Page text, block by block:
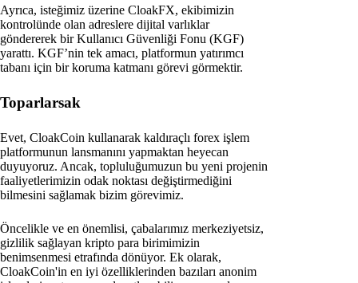
Ayrıca, isteğimiz üzerine CloakFX, ekibimizin
kontrolünde olan adreslere dijital varlıklar
göndererek bir Kullanıcı Güvenliği Fonu (KGF)
yarattı. KGF’nin tek amacı, platformun yatırımcı
tabanı için bir koruma katmanı görevi görmektir.
Toparlarsak
Evet, CloakCoin kullanarak kaldıraçlı forex işlem
platformunun lansmanını yapmaktan heyecan
duyuyoruz. Ancak, topluluğumuzun bu yeni projenin
faaliyetlerimizin odak noktası değiştirmediğini
bilmesini sağlamak bizim görevimiz.
Öncelikle ve en önemlisi, çabalarımız merkeziyetsiz,
gizlilik sağlayan kripto para birimimizin
benimsenmesi etrafında dönüyor. Ek olarak,
CloakCoin'in en iyi özelliklerinden bazıları anonim